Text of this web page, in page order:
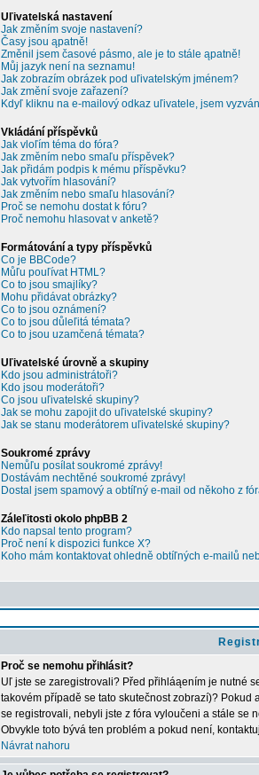
Uľivatelská nastavení
Jak změním svoje nastavení?
Časy jsou ąpatně!
Změnil jsem časové pásmo, ale je to stále ąpatně!
Můj jazyk není na seznamu!
Jak zobrazím obrázek pod uľivatelským jménem?
Jak změní svoje zařazení?
Kdyľ kliknu na e-mailový odkaz uľivatele, jsem
Vkládání příspěvků
Jak vloľím téma do fóra?
Jak změním nebo smaľu příspěvek?
Jak přidám podpis k mému příspěvku?
Jak vytvořím hlasování?
Jak změním nebo smaľu hlasování?
Proč se nemohu dostat k fóru?
Proč nemohu hlasovat v anketě?
Formátování a typy příspěvků
Co je BBCode?
Můľu pouľívat HTML?
Co to jsou smajlíky?
Mohu přidávat obrázky?
Co to jsou oznámení?
Co to jsou důleľitá témata?
Co to jsou uzamčená témata?
Uľivatelské úrovně a skupiny
Kdo jsou administrátoři?
Kdo jsou moderátoři?
Co jsou uľivatelské skupiny?
Jak se mohu zapojit do uľivatelské skupiny?
Jak se stanu moderátorem uľivatelské skupiny?
Soukromé zprávy
Nemůľu posílat soukromé zprávy!
Dostávám nechtěné soukromé zprávy!
Dostal jsem spamový a obtíľný e-mail od někoho z
Záleľitosti okolo phpBB 2
Kdo napsal tento program?
Proč není k dispozici funkce X?
Koho mám kontaktovat ohledně obtíľných e-mailů
Proč se nemohu přihlásit?
Uľ jste se zaregistrovali? Před přihláąením je nutné
takovém případě se tato skutečnost zobrazí)? Pokud
se registrovali, nebyli jste z fóra vyloučeni a stále se
Obvykle toto bývá ten problém a pokud není,
Návrat nahoru